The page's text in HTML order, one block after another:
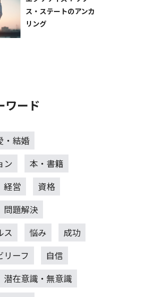
ス・ステートのアンカ
リング
ワード
・結婚
ン
本・書籍
経営
資格
問題解決
ス
悩み
成功
リーフ
自信
潜在意識・無意識